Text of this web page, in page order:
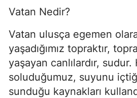
Vatan Nedir?
Vatan ulusça egemen
yaşadığımız topraktır,
yaşayan canlılardır, sudur.
soluduğumuz, suyunu
sunduğu kaynakları